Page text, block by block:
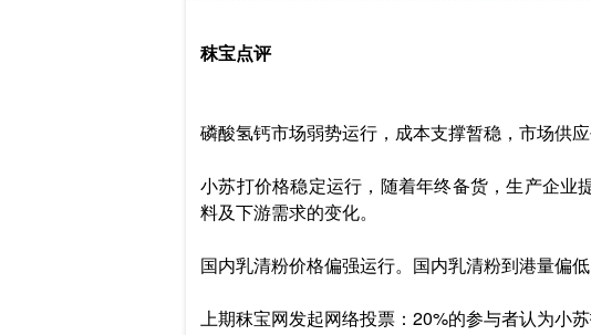
秣宝点评
磷酸氢钙市场弱势运行，成本支撑暂稳，市场供
小苏打价格稳定运行，随着年终备货，生产企
料及下游需求的变化。
国内乳清粉价格偏强运行。国内乳清粉到港量偏
上期秣宝网发起网络投票：20%的参与者认为小